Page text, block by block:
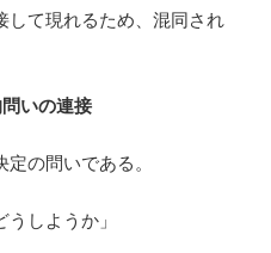
して現れるため、混同され
いの連接
の問いである。
うしようか」